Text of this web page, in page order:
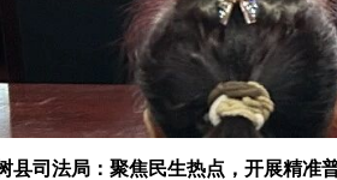
县司法局：聚焦民生热点，开展精准